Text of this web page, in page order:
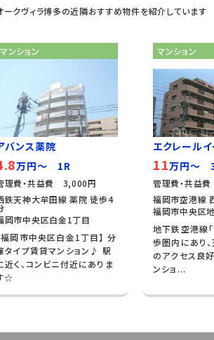
ークヴィラ博多の近隣おすすめ物件を紹介しています
マンション
バンス薬院
万円～ 1R
理費・共益費 3,000円
鉄天神大牟田線 薬院 徒歩4
岡市中央区白金1丁目
福岡市中央区白金1丁目】 分
タイプ賃貸マンション♪ 駅
近く、コンビニ付近にありま
☆
マンション
エクレール
11万円～
管理費・共
福岡市空港線
福岡市中央区
地下鉄空港線
歩圏内にあり
のアクセス良
ンショ...